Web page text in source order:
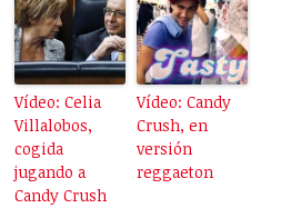
Vídeo: Celia
Villalobos,
cogida
jugando a
Candy Crush
Vídeo: Candy
Crush, en
versión
reggaeton